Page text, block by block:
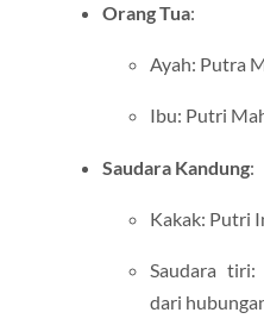
Orang Tua:
Ayah: Putra
Ibu: Putri
Saudara Kandung:
Kakak: Putri
Saudara
dari